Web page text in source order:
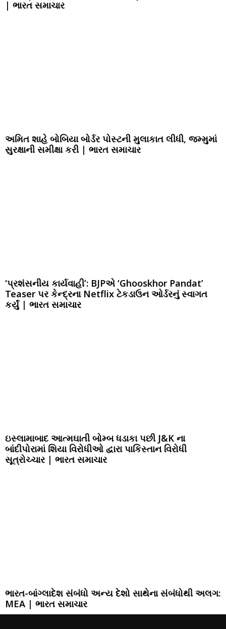
| ભારત સમાચાર
અમિત શાહે બોબિયા બોર્ડર પોસ્ટની મુલાકાત લીધી, જમ્મુમાં
સુરક્ષાની સમીક્ષા કરી | ભારત સમાચાર
‘પ્રશંસનીય કાર્યવાહી’: BJPએ ‘Ghooskhor Pandat’
Teaser પર કેન્દ્રના Netflix ટેકડાઉન ઓર્ડરનું સ્વાગત
કર્યું | ભારત સમાચાર
ઇસ્લામાબાદ આત્મઘાતી બોમ્બ ધડાકા પછી J&K ના
બાંદીપોરામાં શિયા વિરોધીઓ દ્વારા પાકિસ્તાન વિરોધી
સૂત્રોચ્ચાર | ભારત સમાચાર
ભારત-બાંગ્લાદેશ સંબંધો અન્ય દેશો સાથેના સંબંધોથી અલગ:
MEA | ભારત સમાચાર